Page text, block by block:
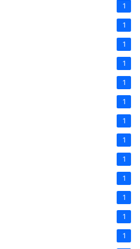
1
1
1
1
1
1
1
1
1
1
1
1
1